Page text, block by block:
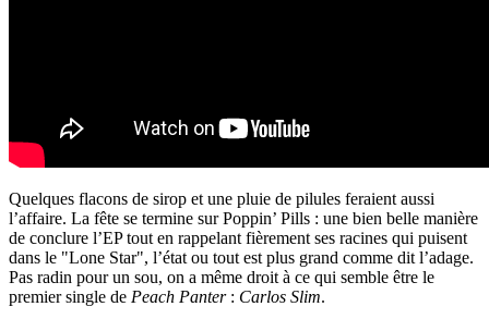
Quelques flacons de sirop et une pluie de pilules feraient aussi
l’affaire. La fête se termine sur Poppin’ Pills : une bien belle manière
de conclure l’EP tout en rappelant fièrement ses racines qui puisent
dans le "Lone Star", l’état ou tout est plus grand comme dit l’adage.
Pas radin pour un sou, on a même droit à ce qui semble être le
premier single de Peach Panter: Carlos Slim.